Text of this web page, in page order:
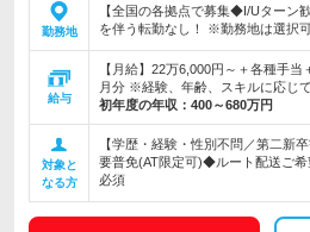
勤務地
【全国の各拠点で募集◆I/Uター
を伴う転勤なし！ ※勤務地は選択
給与
【月給】22万6,000円～＋各種手
月分 ※経験、年齢、スキルに応じ
初年度の年収： 400～680万円
対象と
なる方
【学歴・経験・性別不問／第二
要普免(AT限定可)◆ルート配送ご
必須